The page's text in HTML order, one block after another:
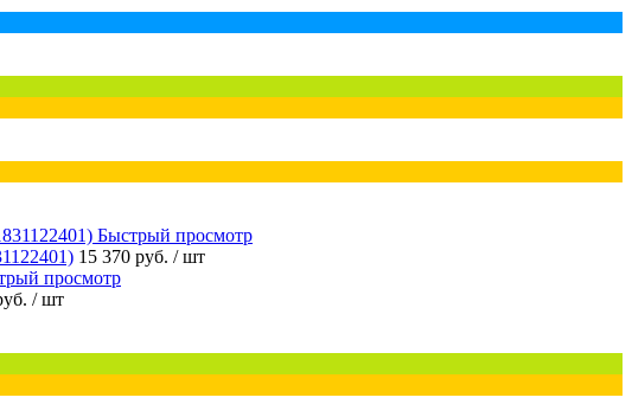
Быстрый просмотр
15 370 руб. / шт
просмотр
/ шт